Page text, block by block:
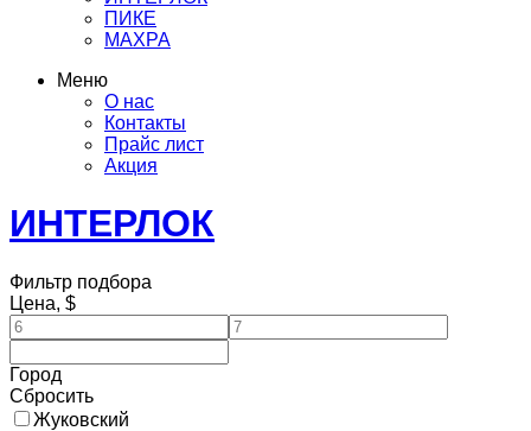
ПИКЕ
МАХРА
Меню
О нас
Контакты
Прайс лист
Акция
ИНТЕРЛОК
Фильтр подбора
Цена, $
Город
Сбросить
Жуковский